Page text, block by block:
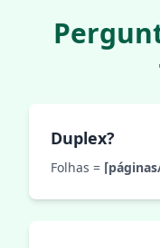
Duplex?
Folhas =